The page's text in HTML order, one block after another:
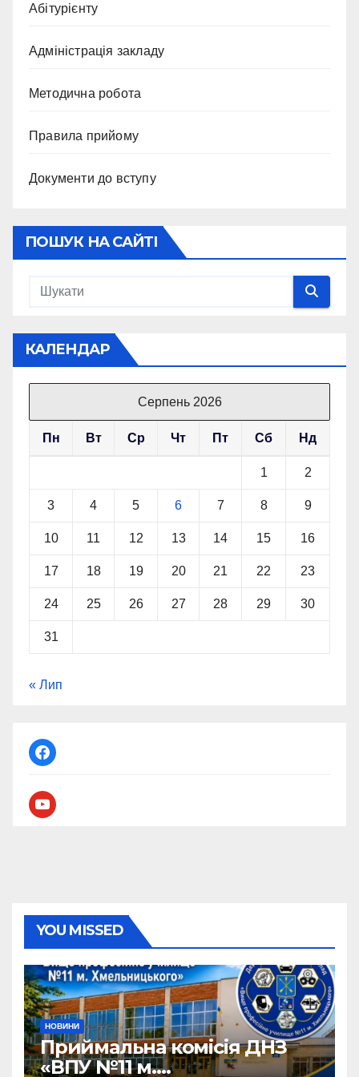
Абітурієнту
Адміністрація закладу
Методична робота
Правила прийому
Документи до вступу
ПОШУК НА САЙТІ
КАЛЕНДАР
Серпень 2026
Пн Вт Ср Чт Пт Сб Нд
1 2
3 4 5 6 7 8 9
10 11 12 13 14 15 16
17 18 19 20 21 22 23
24 25 26 27 28 29 30
31
« Лип
facebook
youtube
YOU MISSED
НОВИНИ
Приймальна комісія ДНЗ
«ВПУ №11 м.